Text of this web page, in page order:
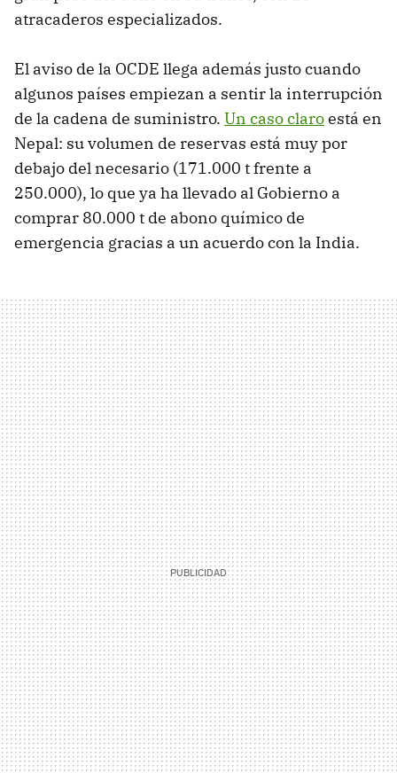
atracaderos especializados.
El aviso de la OCDE llega además justo cuando
algunos países empiezan a sentir la interrupción
de la cadena de suministro. Un caso claroestá en
Nepal: su volumen de reservas está muy por
debajo del necesario (171.000 t frente a
250.000), lo que ya ha llevado al Gobierno a
comprar 80.000 t de abono químico de
emergencia gracias a un acuerdo con la India.